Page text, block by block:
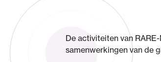
De activiteiten van
samenwerkingen van de